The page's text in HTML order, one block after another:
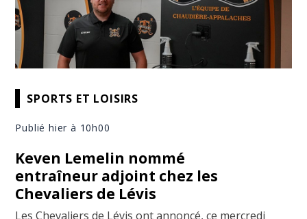
SPORTS ET LOISIRS
Publié hier à 10h00
Keven Lemelin nommé
entraîneur adjoint chez les
Chevaliers de Lévis
Les Chevaliers de Lévis ont annoncé, ce mercredi